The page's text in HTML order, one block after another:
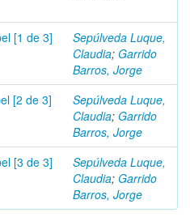
[1 de 3]
Sepúlveda Luque,
Claudia; Garrido
Barros, Jorge
[2 de 3]
Sepúlveda Luque,
Claudia; Garrido
Barros, Jorge
[3 de 3]
Sepúlveda Luque,
Claudia; Garrido
Barros, Jorge